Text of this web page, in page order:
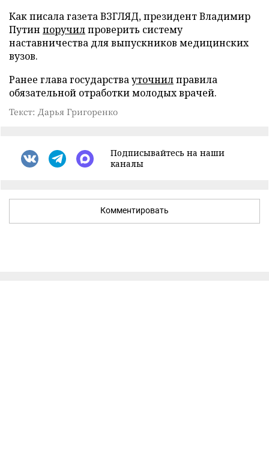
Как писала газета ВЗГЛЯД, президент Владимир
Путин поручилпроверить систему
наставничества для выпускников медицинских
вузов.
Ранее глава государствауточнилправила
обязательной отработки молодых врачей.
Текст: Дарья Григоренко
Подписывайтесь на наши
каналы
Комментировать